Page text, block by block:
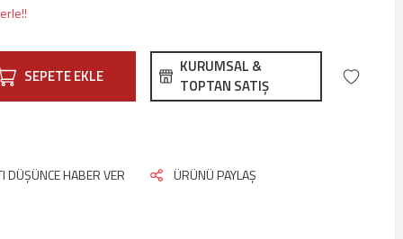
SEPETE EKLE
KURUMSAL &
TOPTAN SATIŞ
DÜŞÜNCE HABER VER ÜRÜNÜ PAYLAŞ